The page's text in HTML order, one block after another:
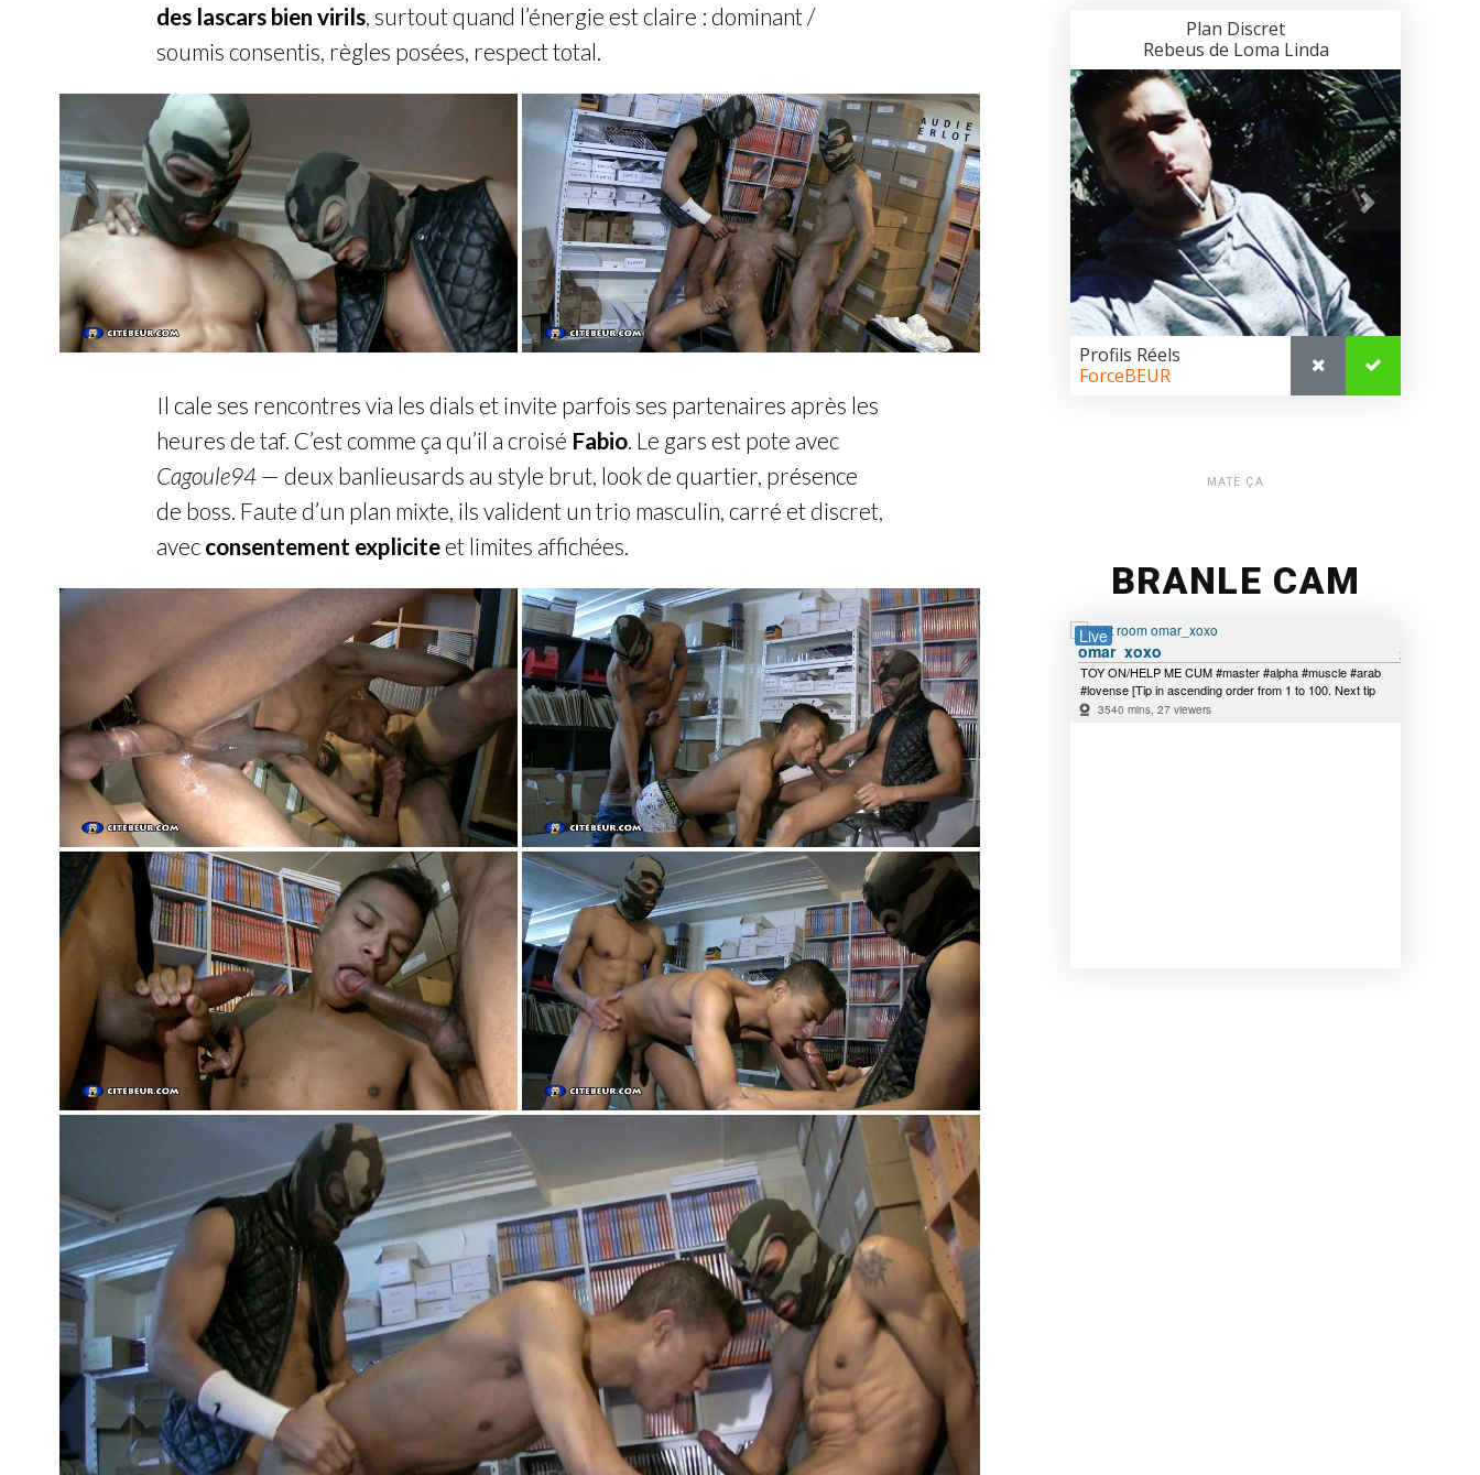
des lascars bien virils , surtout quand l’énergie est claire : dominant /
soumis consentis, règles posées, respect total.
Il cale ses rencontres via les dials et invite parfois ses partenaires après les
heures de taf. C’est comme ça qu’il a croisé Fabio . Le gars est pote avec
Cagoule94 — deux banlieusards au style brut, look de quartier, présence
de boss. Faute d’un plan mixte, ils valident un trio masculin, carré et discret,
avec consentement explicite et limites affichées.
MATE ÇA
BRANLE CAM